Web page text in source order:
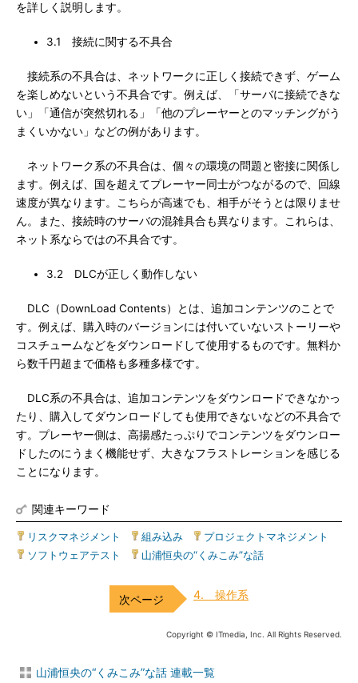
を詳しく説明します。
3.1 接続に関する不具合
接続系の不具合は、ネットワークに正しく接続できず、ゲーム
を楽しめないという不具合です。例えば、「サーバに接続できな
い」「通信が突然切れる」「他のプレーヤーとのマッチングがう
まくいかない」などの例があります。
ネットワーク系の不具合は、個々の環境の問題と密接に関係し
ます。例えば、国を超えてプレーヤー同士がつながるので、回線
速度が異なります。こちらが高速でも、相手がそうとは限りませ
ん。また、接続時のサーバの混雑具合も異なります。これらは、
ネット系ならではの不具合です。
3.2 DLCが正しく動作しない
DLC（DownLoad Contents）とは、追加コンテンツのことで
す。例えば、購入時のバージョンには付いていないストーリーや
コスチュームなどをダウンロードして使用するものです。無料か
ら数千円超まで価格も多種多様です。
DLC系の不具合は、追加コンテンツをダウンロードできなかっ
たり、購入してダウンロードしても使用できないなどの不具合で
す。プレーヤー側は、高揚感たっぷりでコンテンツをダウンロー
ドしたのにうまく機能せず、大きなフラストレーションを感じる
ことになります。
関連キーワード
リスクマネジメント 組み込み プロジェクトマネジメント
ソフトウェアテスト
山浦恒央の“くみこみ”な話
4. 操作系
Copyright © ITmedia, Inc. All Rights Reserved.
山浦恒央の“くみこみ”な話 連載一覧